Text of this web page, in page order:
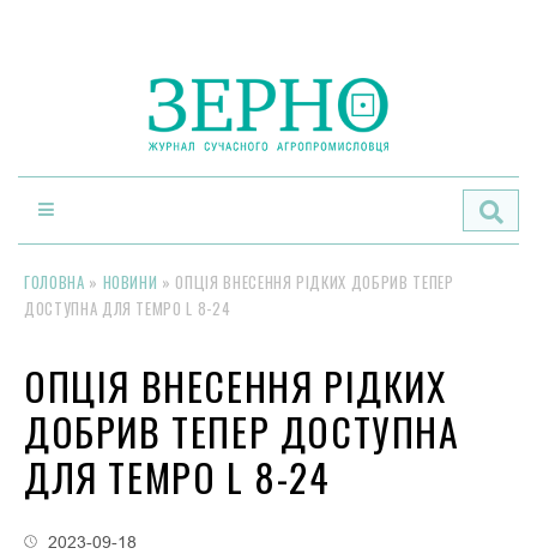
ГОЛОВНА » НОВИНИ » ОПЦІЯ ВНЕСЕННЯ РІДКИХ ДОБРИВ ТЕПЕР
ДОСТУПНА ДЛЯ TEMPO L 8-24
ОПЦІЯ ВНЕСЕННЯ РІДКИХ
ДОБРИВ ТЕПЕР ДОСТУПНА
ДЛЯ TEMPO L 8-24
2023-09-18